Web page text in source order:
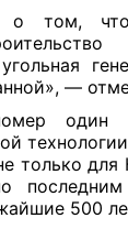
о том,
—
номер
только для
500